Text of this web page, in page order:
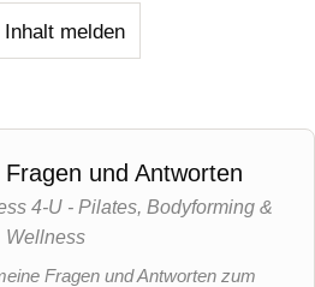
Inhalt melden
und Antworten
4-U - Pilates, Bodyforming &
Wellness
Fragen und Antworten zum